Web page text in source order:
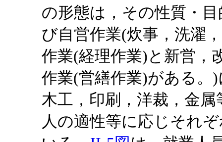
の形態は，その性質・
び自営作業(炊事，洗濯
作業(経理作業)と新営，
作業(営繕作業)がある。
木工，印刷，洋裁，金
人の適性等に応じそれ